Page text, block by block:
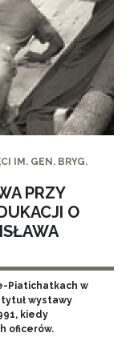
IM. GEN. BRYG.
PRZY
O
Piatichatkach w
wystawy
kiedy
oficerów.